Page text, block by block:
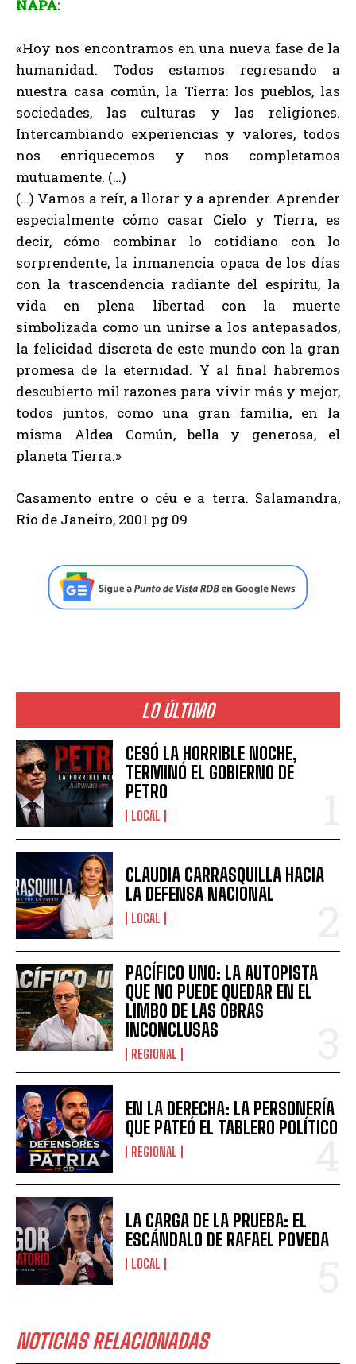
ÑAPA:
«Hoy nos encontramos en una nueva fase de la
humanidad. Todos estamos regresando a
nuestra casa común, la Tierra: los pueblos, las
sociedades, las culturas y las religiones.
Intercambiando experiencias y valores, todos
nos enriquecemos y nos completamos
mutuamente. (…)
(…) Vamos a reír, a llorar y a aprender. Aprender
especialmente cómo casar Cielo y Tierra, es
decir, cómo combinar lo cotidiano con lo
sorprendente, la inmanencia opaca de los días
con la trascendencia radiante del espíritu, la
vida en plena libertad con la muerte
simbolizada como un unirse a los antepasados,
la felicidad discreta de este mundo con la gran
promesa de la eternidad. Y al final habremos
descubierto mil razones para vivir más y mejor,
todos juntos, como una gran familia, en la
misma Aldea Común, bella y generosa, el
planeta Tierra.»
Casamento entre o céu e a terra. Salamandra,
Rio de Janeiro, 2001.pg 09
LO ÚLTIMO
CESÓ LA HORRIBLE NOCHE,
TERMINÓ EL GOBIERNO DE
PETRO
LOCAL
CLAUDIA CARRASQUILLA HACIA
LA DEFENSA NACIONAL
LOCAL
PACÍFICO UNO: LA AUTOPISTA
QUE NO PUEDE QUEDAR EN EL
LIMBO DE LAS OBRAS
INCONCLUSAS
REGIONAL
EN LA DERECHA: LA PERSONERÍA
QUE PATEÓ EL TABLERO POLÍTICO
REGIONAL
LA CARGA DE LA PRUEBA: EL
ESCÁNDALO DE RAFAEL POVEDA
LOCAL
NOTICIAS RELACIONADAS